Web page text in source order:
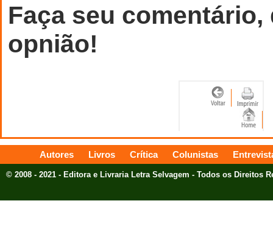
Faça seu comentário,
opnião!
Autores Livros Crítica Colunistas
© 2008 - 2021 - Editora e Livraria Letra Selvagem - Todos os Direitos